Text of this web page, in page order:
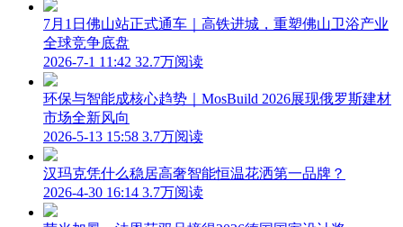
7月1日佛山站正式通车｜高铁进城，重塑佛山卫浴产业
全球竞争底盘
2026-7-1 11:42 32.7万阅读
环保与智能成核心趋势｜MosBuild 2026展现俄罗斯建材
市场全新风向
2026-5-13 15:58 3.7万阅读
汉玛克凭什么稳居高奢智能恒温花洒第一品牌？
2026-4-30 16:14 3.7万阅读